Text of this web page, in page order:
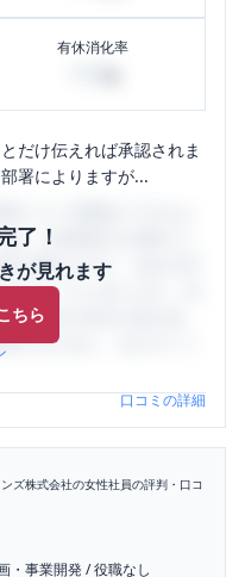
有休消化率
だけ伝えれば承認されま
署によりますが...
了！
が見れます
ちら
は、女性限定の企業口コ
の働きやすさ・会社の評
がたくさんあります。先
、本当の会社の姿を知
するために、ぜひサイト
口コミの詳細
ズ株式会社の女性社員の評判・口コ
・事業開発 /役職なし